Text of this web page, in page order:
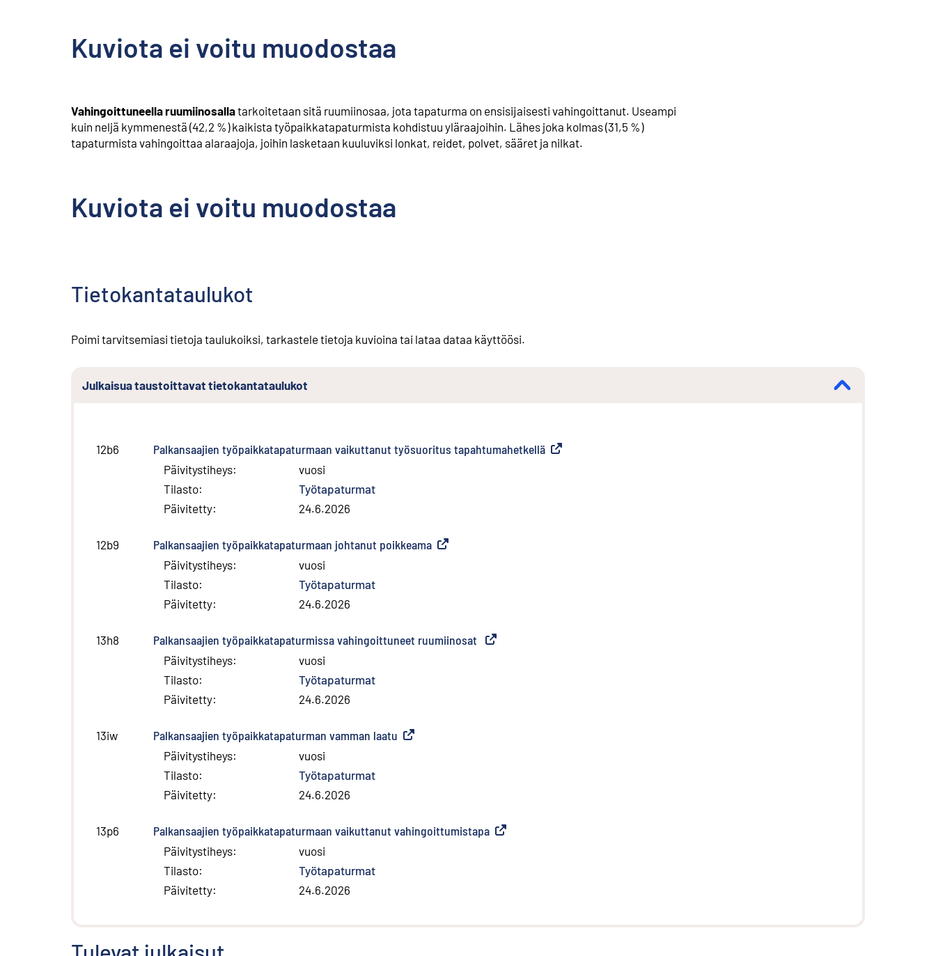
Kuviota ei voitu muodostaa
Vahingoittuneella ruumiinosallatarkoitetaan sitä ruumiinosaa, jota tapaturma on ensisijaisesti vahingoittanut. Useampi
kuin neljä kymmenestä (42,2 %) kaikista työpaikkatapaturmista kohdistuu yläraajoihin. Lähes joka kolmas (31,5 %)
tapaturmista vahingoittaa alaraajoja, joihin lasketaan kuuluviksi lonkat, reidet, polvet, sääret ja nilkat.
Kuviota ei voitu muodostaa
Tietokantataulukot
Poimi tarvitsemiasi tietoja taulukoiksi, tarkastele tietoja kuvioina tai lataa dataa käyttöösi.
Julkaisua taustoittavat tietokantataulukot
12b6 Palkansaajien työpaikkatapaturmaan vaikuttanut työsuoritus tapahtumahetkellä Ulkoinen linkki
Päivitystiheys:
vuosi
Tilasto:
Työtapaturmat
Päivitetty: 24.6.2026
12b9 Palkansaajien työpaikkatapaturmaan johtanut poikkeama Ulkoinen linkki
Päivitystiheys:
vuosi
Tilasto:
Työtapaturmat
Päivitetty: 24.6.2026
13h8 Palkansaajien työpaikkatapaturmissa vahingoittuneet ruumiinosat Ulkoinen linkki
Päivitystiheys:
vuosi
Tilasto:
Työtapaturmat
Päivitetty: 24.6.2026
13iw Palkansaajien työpaikkatapaturman vamman laatu Ulkoinen linkki
Päivitystiheys:
vuosi
Tilasto:
Työtapaturmat
Päivitetty: 24.6.2026
13p6 Palkansaajien työpaikkatapaturmaan vaikuttanut vahingoittumistapa Ulkoinen linkki
Päivitystiheys:
vuosi
Tilasto:
Työtapaturmat
Päivitetty: 24.6.2026